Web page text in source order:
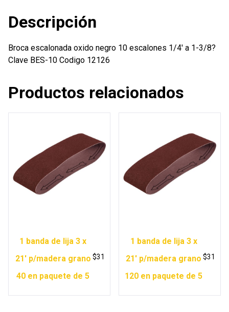
cantidad
Descripción
Broca escalonada oxido negro 10 escalones 1/4′ a 1-3/8?
Clave BES-10 Codigo 12126
Productos relacionados
1 banda de lija 3 x
21′ p/madera grano
40 en paquete de 5
$31
1 banda de lija 3 x
21′ p/madera grano
120 en paquete de 5
$31